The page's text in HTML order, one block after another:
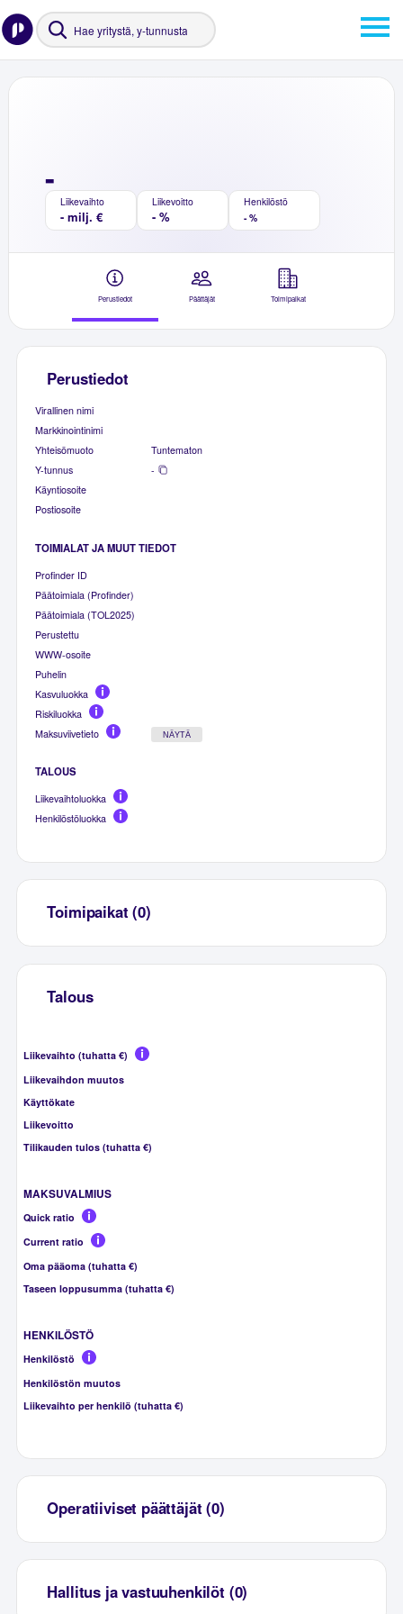
-
Liikevaihto
- milj. €
Liikevoitto
- %
Henkilöstö
- %
Perustiedot Päättäjät Toimipaikat
Perustiedot
Virallinen nimi
Markkinointinimi
Yhteisömuoto
Tuntematon
Y-tunnus
-
Käyntiosoite
Postiosoite
TOIMIALAT JA MUUT TIEDOT
Profinder ID
Päätoimiala (Profinder)
Päätoimiala (TOL2025)
Perustettu
WWW-osoite
Puhelin
Kasvuluokka
Riskiluokka
Maksuviivetieto
NÄYTÄ
TALOUS
Liikevaihtoluokka
Henkilöstöluokka
Toimipaikat (0)
Talous
Liikevaihto (tuhatta €)
Liikevaihdon muutos
Käyttökate
Liikevoitto
Tilikauden tulos (tuhatta €)
MAKSUVALMIUS
Quick ratio
Current ratio
Oma pääoma (tuhatta €)
Taseen loppusumma (tuhatta €)
HENKILÖSTÖ
Henkilöstö
Henkilöstön muutos
Liikevaihto per henkilö (tuhatta €)
Operatiiviset päättäjät (0)
Hallitus ja vastuuhenkilöt (0)